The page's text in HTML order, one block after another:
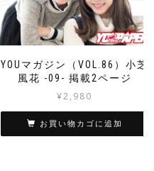
YOUマガジン（VOL.86）小芝
風花 -09- 掲載2ページ
¥2,980
お買い物カゴに追加